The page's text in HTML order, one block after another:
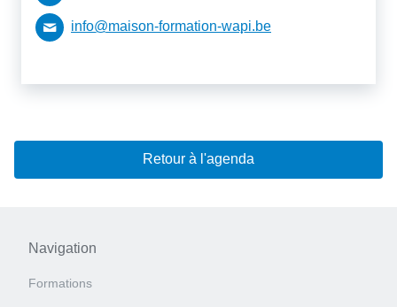
info@maison-formation-wapi.be
Retour à l'agenda
Navigation
Formations